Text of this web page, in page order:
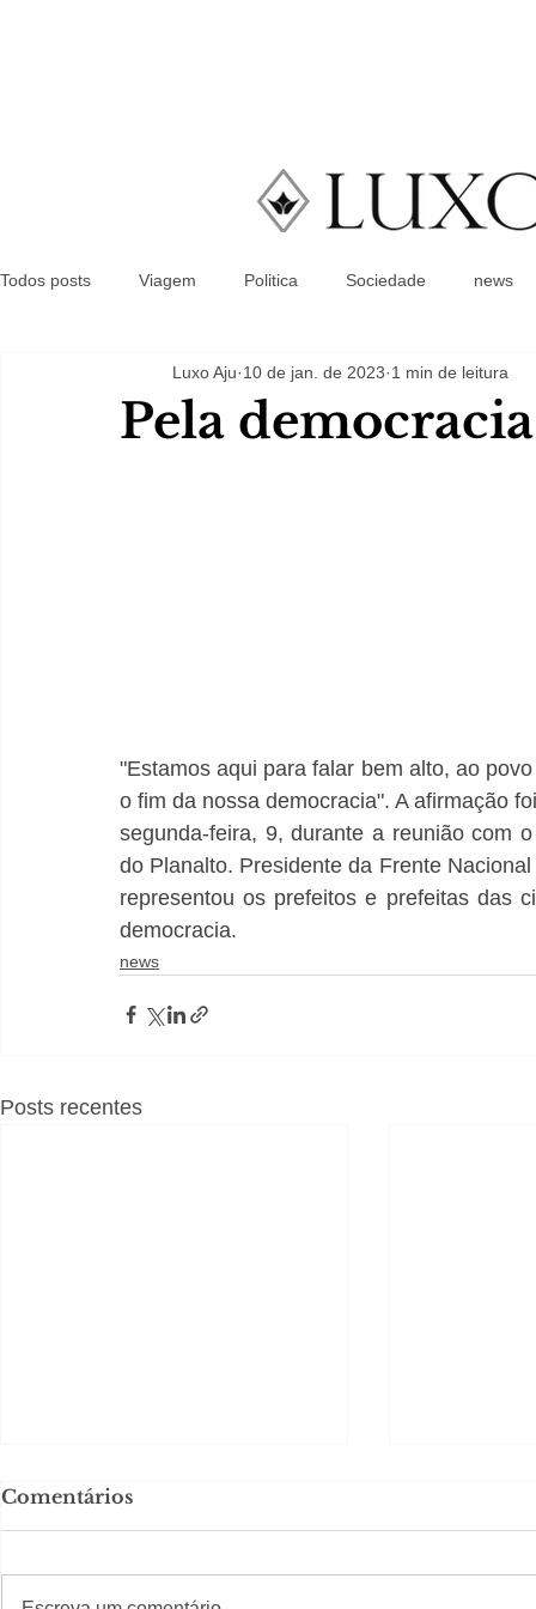
Todos posts Viagem Politica Sociedade news
Pela democracia
Luxo Aju 10 de jan. de 2023 1 min de leitura
"Estamos aqui para falar bem alto, ao
o fim da nossa democracia". A afirmação
segunda-feira, 9, durante a reunião com
do Planalto. Presidente da Frente
representou os prefeitos e prefeitas das
democracia.
news
Posts recentes
Comentários
#Sugestões